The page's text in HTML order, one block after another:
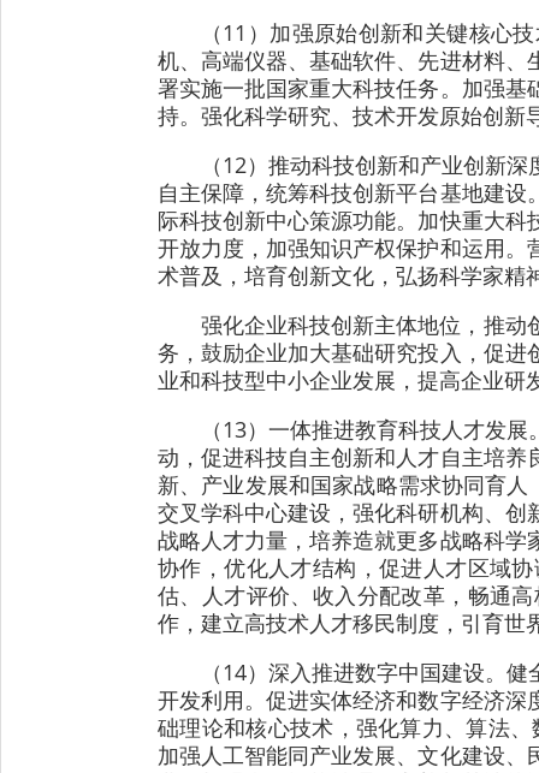
（11）加强原始创新和关键核心
机、高端仪器、基础软件、先进材料
署实施一批国家重大科技任务。加强
持。强化科学研究、技术开发原始创
（12）推动科技创新和产业创新
自主保障，统筹科技创新平台基地建
际科技创新中心策源功能。加快重大
开放力度，加强知识产权保护和运用
术普及，培育创新文化，弘扬科学家
强化企业科技创新主体地位，推
务，鼓励企业加大基础研究投入，促
业和科技型中小企业发展，提高企业
（13）一体推进教育科技人才发
动，促进科技自主创新和人才自主培
新、产业发展和国家战略需求协同育
交叉学科中心建设，强化科研机构、
战略人才力量，培养造就更多战略科
协作，优化人才结构，促进人才区域
估、人才评价、收入分配改革，畅通
作，建立高技术人才移民制度，引育世
（14）深入推进数字中国建设。
开发利用。促进实体经济和数字经济
础理论和核心技术，强化算力、算法
加强人工智能同产业发展、文化建设